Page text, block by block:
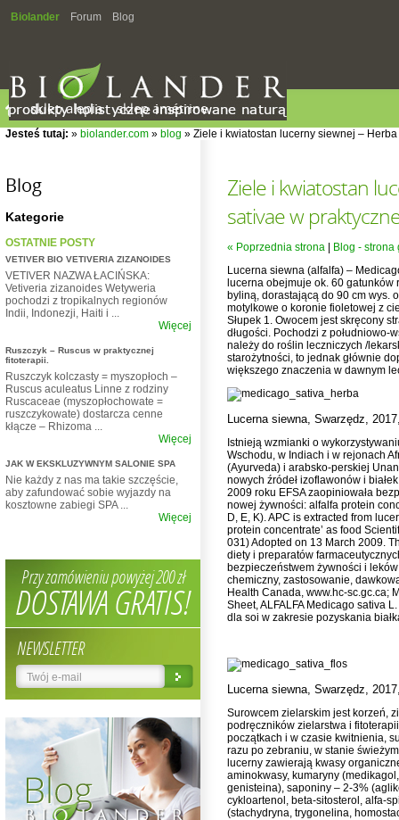
Biolander Forum Blog
sklep alepia sklep amétrine
Jesteś tutaj: » biolander.com » blog » Ziele i kwiatostan lucerny siewnej –
Blog
Kategorie
OSTATNIE POSTY
VETIVER BIO VETIVERIA ZIZANOIDES
VETIVER NAZWA ŁACIŃSKA:
Vetiveria zizanoides Wetyweria
pochodzi z tropikalnych regionów
Indii, Indonezji, Haiti i ...
Więcej
Ruszczyk – Ruscus w praktycznej
fitoterapii.
Ruszczyk kolczasty = myszopłoch –
Ruscus aculeatus Linne z rodziny
Ruscaceae (myszopłochowate =
ruszczykowate) dostarcza cenne
kłącze – Rhizoma ...
Więcej
JAK W EKSKLUZYWNYM SALONIE SPA
Nie każdy z nas ma takie szczęście,
aby zafundować sobie wyjazdy na
kosztowne zabiegi SPA ...
Więcej
Przy zamówieniu powyżej 200 zł
DOSTAWA GRATIS!
NEWSLETTER
Ziele i kwiatostan
sativae w
« Poprzednia strona
Blog - strona
Lucerna siewna (alfalfa) –
lucerna obejmuje ok. 60
byliną, dorastającą do 90 cm wys.
motylkowe o koronie fioletowej z
Słupek 1. Owocem jest skręcony
długości. Pochodzi z południowo-
należy do roślin leczniczych /
starożytności, to jednak głównie
większego znaczenia w dawnym
Lucerna siewna, Swarzędz,
Istnieją wzmianki o
Wschodu, w Indiach i w rejonach
(Ayurveda) i arabsko-perskiej
nowych źródeł izoflawonów i
2009 roku EFSA zaopiniowała
nowej żywności: alfalfa protein
D, E, K). APC is extracted from
protein concentrate’ as food
031) Adopted on 13 March 2009.
diety i preparatów
bezpieczeństwem żywności i
chemiczny, zastosowanie,
Health Canada, www.hc-sc.gc.ca;
Sheet, ALFALFA Medicago sativa
dla soi w zakresie pozyskania
Lucerna siewna, Swarzędz,
Surowcem zielarskim jest korzeń,
podręczników zielarstwa i
początkach i w czasie kwitnienia,
razu po zebraniu, w stanie
lucerny zawierają kwasy
aminokwasy, kumaryny
genisteina), saponiny – 2-3%
cykloartenol, beta-sitosterol, alfa-
(stachydryna, trygonelina,